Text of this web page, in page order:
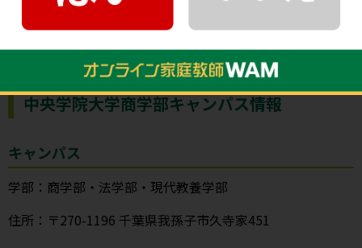
中央学院大学商学部キャンパス情報
キャンパス
学部：商学部・法学部・現代教養学部
住所：〒270-1196 千葉県我孫子市久寺家451